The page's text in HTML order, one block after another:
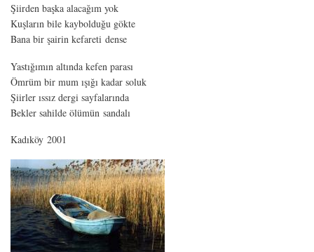
Şiirden başka alacağım yok
Kuşların bile kaybolduğu gökte
Bana bir şairin kefareti dense
Yastığımın altında kefen parası
Ömrüm bir mum ışığı kadar soluk
Şiirler ıssız dergi sayfalarında
Bekler sahilde ölümün sandalı
Kadıköy 2001